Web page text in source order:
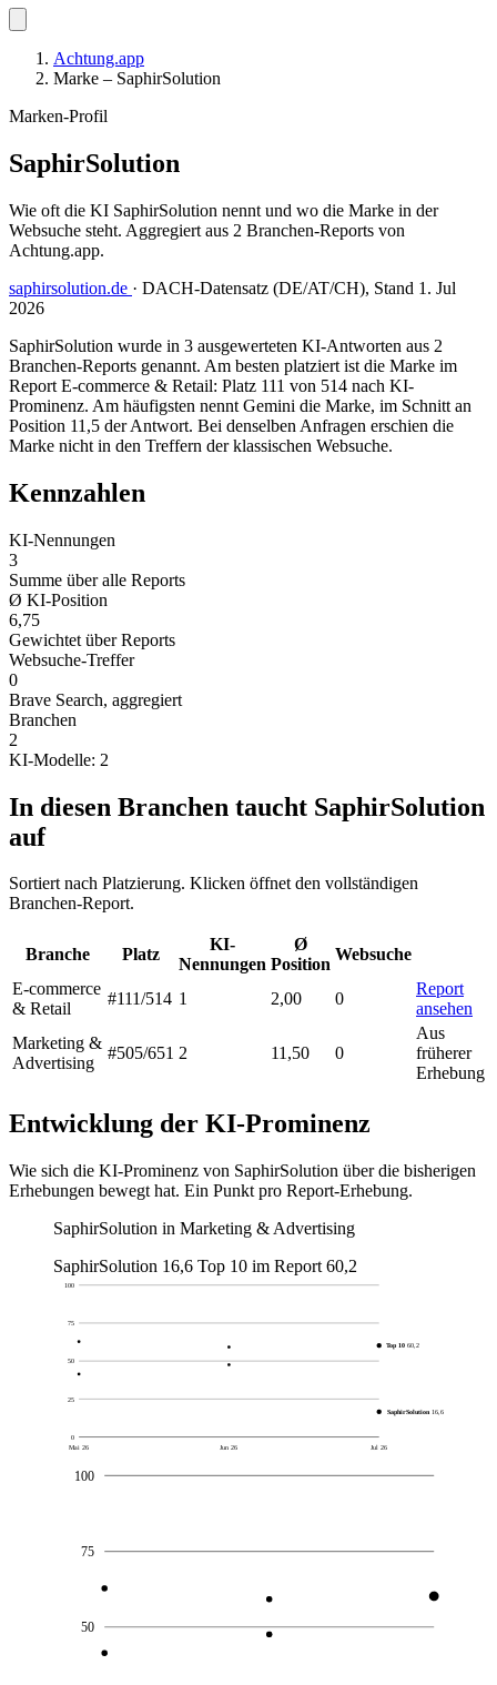
Achtung.app
Marke – SaphirSolution
Marken-Profil
SaphirSolution
Wie oft die KI SaphirSolution nennt und wo die Marke in der
Websuche steht. Aggregiert aus 2 Branchen-Reports von
Achtung.app.
saphirsolution.de · DACH-Datensatz (DE/AT/CH), Stand 1. Jul
2026
SaphirSolution wurde in 3 ausgewerteten KI-Antworten aus 2
Branchen-Reports genannt. Am besten platziert ist die Marke im
Report E-commerce & Retail: Platz 111 von 514 nach KI-
Prominenz. Am häufigsten nennt Gemini die Marke, im Schnitt an
Position 11,5 der Antwort. Bei denselben Anfragen erschien die
Marke nicht in den Treffern der klassischen Websuche.
Kennzahlen
KI-Nennungen
3
Summe über alle Reports
Ø KI-Position
6,75
Gewichtet über Reports
Websuche-Treffer
0
Brave Search, aggregiert
Branchen
2
KI-Modelle: 2
In diesen Branchen taucht SaphirSolution
auf
Sortiert nach Platzierung. Klicken öffnet den vollständigen
Branchen-Report.
Branche Platz
KI-
Nennungen
Ø
Position
Websuche
E-commerce
& Retail
#111/514 1 2,00 0
Report
ansehen
Marketing &
Advertising
#505/651 2 11,50 0
Aus
früherer
Erhebung
Entwicklung der KI-Prominenz
Wie sich die KI-Prominenz von SaphirSolution über die bisherigen
Erhebungen bewegt hat. Ein Punkt pro Report-Erhebung.
SaphirSolution in Marketing & Advertising
SaphirSolution 16,6 Top 10 im Report 60,2
0
25
50
75
100
Mai 26 Jun 26 Jul 26
SaphirSolution 16,6
Top 10 60,2
50
75
100